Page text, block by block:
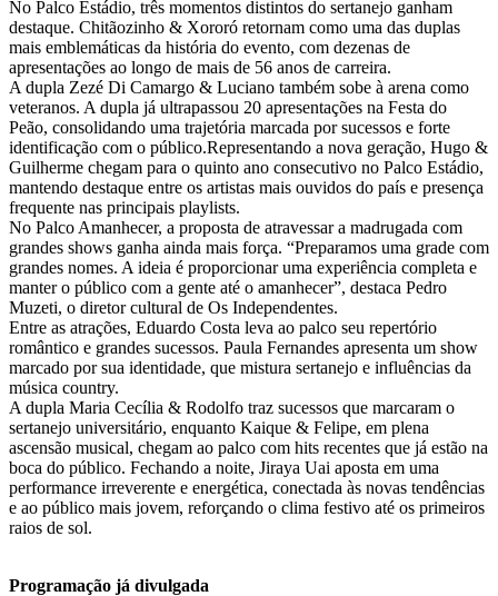
No Palco Estádio, três momentos distintos do sertanejo ganham
destaque. Chitãozinho & Xororó retornam como uma das duplas
mais emblemáticas da história do evento, com dezenas de
apresentações ao longo de mais de 56 anos de carreira.
A dupla Zezé Di Camargo & Luciano também sobe à arena como
veteranos. A dupla já ultrapassou 20 apresentações na Festa do
Peão, consolidando uma trajetória marcada por sucessos e forte
identificação com o público.Representando a nova geração, Hugo &
Guilherme chegam para o quinto ano consecutivo no Palco Estádio,
mantendo destaque entre os artistas mais ouvidos do país e presença
frequente nas principais playlists.
No Palco Amanhecer, a proposta de atravessar a madrugada com
grandes shows ganha ainda mais força. “Preparamos uma grade com
grandes nomes. A ideia é proporcionar uma experiência completa e
manter o público com a gente até o amanhecer”, destaca Pedro
Muzeti, o diretor cultural de Os Independentes.
Entre as atrações, Eduardo Costa leva ao palco seu repertório
romântico e grandes sucessos. Paula Fernandes apresenta um show
marcado por sua identidade, que mistura sertanejo e influências da
música country.
A dupla Maria Cecília & Rodolfo traz sucessos que marcaram o
sertanejo universitário, enquanto Kaique & Felipe, em plena
ascensão musical, chegam ao palco com hits recentes que já estão na
boca do público. Fechando a noite, Jiraya Uai aposta em uma
performance irreverente e energética, conectada às novas tendências
e ao público mais jovem, reforçando o clima festivo até os primeiros
raios de sol.
Programação já divulgada